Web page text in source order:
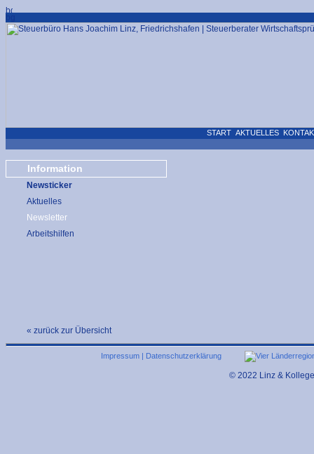
START AKTUELLES
Information
Newsticker
Aktuelles
Newsletter
Arbeitshilfen
« zurück zur Übersicht
Impressum | Datenschutzerklärung
© 2022 Linz &